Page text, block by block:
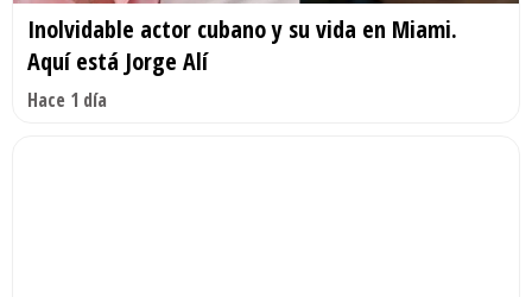
Inolvidable actor cubano y su vida en Miami.
Aquí está Jorge Alí
Hace 1 día